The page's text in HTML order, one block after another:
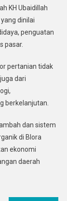
KH Ubaidillah
dinilai
penguatan
pasar.
pertanian tidak
dari
berkelanjutan.
dan sistem
di Blora
ekonomi
daerah